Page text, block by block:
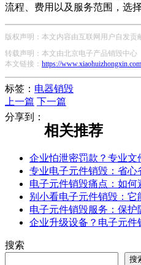
流程、费用以及服务范围，选
版权声明：本文内容由互联网用户自发贡
转载声明：本文由北京电子产品销毁中心
本文链接： https://
标签： 电器销毁
上一篇 下一篇
分享到：
相关推荐
企业怕泄密罚款？专业文
专业电子元件销毁：省心
电子元件销毁痛点：如何
别小看电子元件销毁：
电子元件销毁服务：保护
企业升级设备？电子元件
搜索
搜